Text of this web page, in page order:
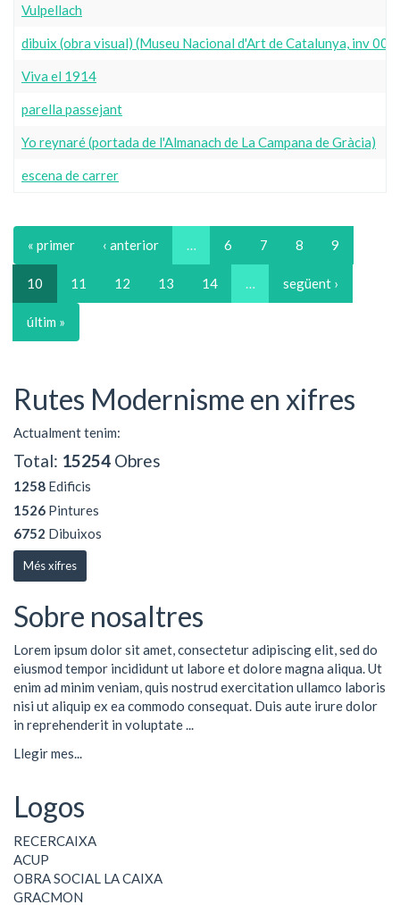
Vulpellach
dibuix (obra visual) (Museu Nacional d'Art de Catalunya, inv
Viva el 1914
parella passejant
Yo reynaré (portada de l'Almanach de La Campana de Gràcia)
escena de carrer
« primer ‹ anterior … 6 7 8 9
10 11 12 13 14 … següent ›
últim »
Rutes Modernisme en xifres
Actualment tenim:
Total: 15254 Obres
1258 Edificis
1526 Pintures
6752 Dibuixos
Més xifres
Sobre nosaltres
Lorem ipsum dolor sit amet, consectetur adipiscing elit, sed do
eiusmod tempor incididunt ut labore et dolore magna aliqua. Ut
enim ad minim veniam, quis nostrud exercitation ullamco laboris
nisi ut aliquip ex ea commodo consequat. Duis aute irure dolor
in reprehenderit in voluptate ...
Llegir mes...
Logos
RECERCAIXA
ACUP
OBRA SOCIAL LA CAIXA
GRACMON